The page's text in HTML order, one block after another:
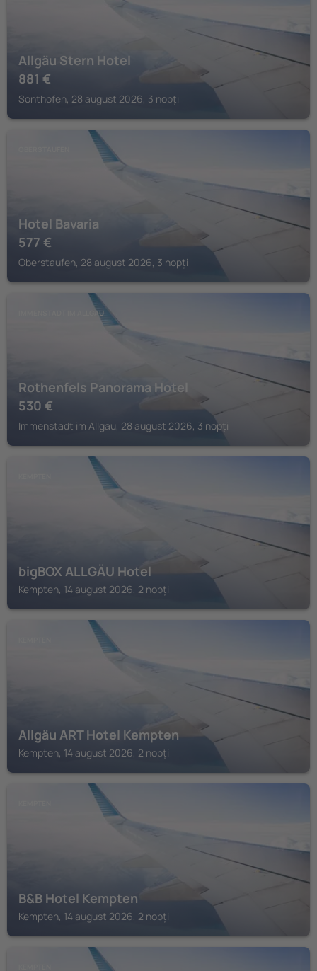
Allgäu Stern Hotel
881 €
Sonthofen, 28 august 2026, 3 nopți
Hotel Bavaria
577 €
Oberstaufen, 28 august 2026, 3 nopți
IMMENSTADT IM ALLGAU
Rothenfels Panorama Hotel
530 €
Immenstadt im Allgau, 28 august 2026, 3 nopți
bigBOX ALLGÄU Hotel
Kempten, 14 august 2026, 2 nopți
Allgäu ART Hotel Kempten
Kempten, 14 august 2026, 2 nopți
B&B Hotel Kempten
Kempten, 14 august 2026, 2 nopți